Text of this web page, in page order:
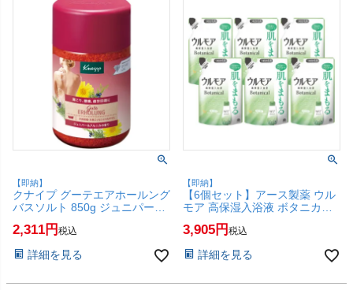
【即納】
クナイプ グーテエアホールング
バスソルト 850g ジュニパー＆
アルニカの香り KNEIPP【バス
ソルト】【医薬部外品】
2,311 税込
詳細を見る
【即納】
【6個セット】アース製薬 ウル
モア 高保湿入浴液 ボタニカル
ナチュラルハーブの香り つめか
え 480ml×6個【浴用化粧料 入
(6062406-set6)
3,905 税込
詳細を見る